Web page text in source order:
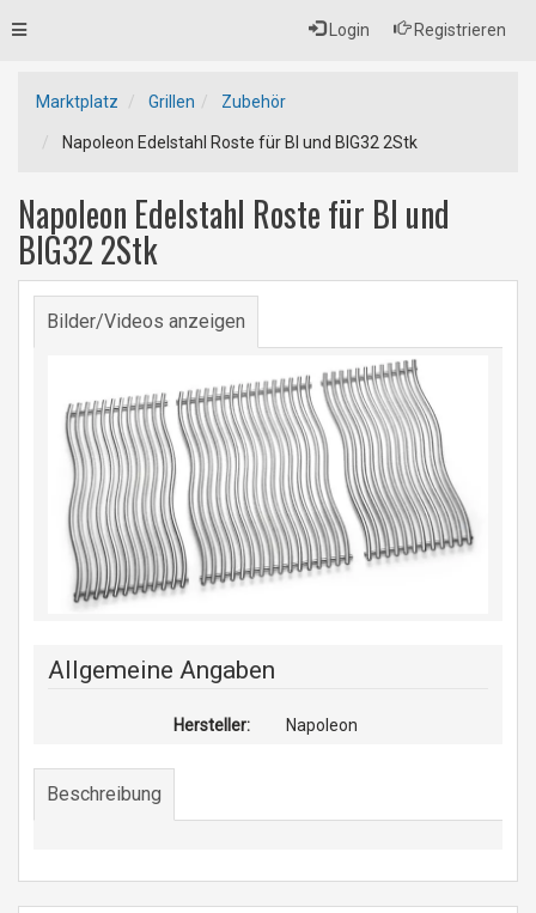
Login Registrieren
Toggle
Marktplatz Grillen Zubehör
Napoleon Edelstahl Roste für BI und BIG32 2Stk
Napoleon Edelstahl Roste für BI und
BIG32 2Stk
Bilder/Videos anzeigen
Allgemeine Angaben
Hersteller: Napoleon
Beschreibung